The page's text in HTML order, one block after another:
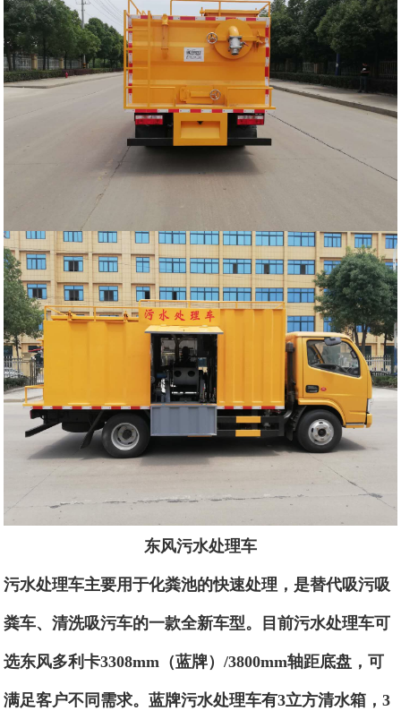
东风污水处理车
污水处理车主要用于化粪池的快速处理，是替代吸污吸
粪车、清洗吸污车的一款全新车型。目前污水处理车可
选东风多利卡3308mm （蓝牌）/3800mm轴距底盘，可
满足客户不同需求。蓝牌污水处理车有3立方清水箱，3